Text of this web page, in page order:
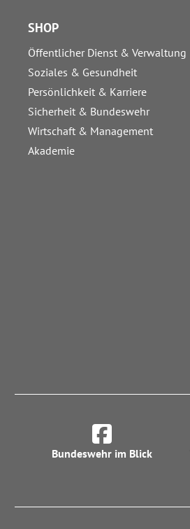
SHOP
Öffentlicher Dienst & Verwaltung
Soziales & Gesundheit
Persönlichkeit & Karriere
Sicherheit & Bundeswehr
Wirtschaft & Management
Akademie
Bundeswehr im Blick